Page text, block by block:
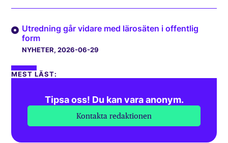
Utredning går vidare med lärosäten i offentlig
form
NYHETER, 2026-06-29
MEST LÄST:
Tipsa oss! Du kan vara anonym.
Kontakta redaktionen